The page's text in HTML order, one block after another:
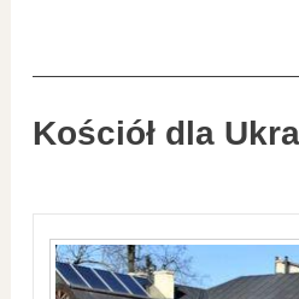
Kościół dla